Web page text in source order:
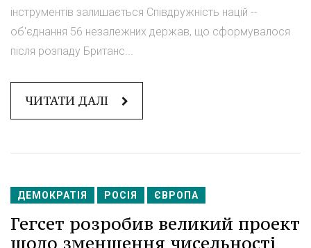
інструментів залишається Співдружність націй --
об'єднання 56 незалежних держав, що сформувалося
після розпаду Британс...
ЧИТАТИ ДАЛІ
ДЕМОКРАТІЯ РОСІЯ ЄВРОПА
Гегсет розробив великий проект
щодо зменшення чисельності